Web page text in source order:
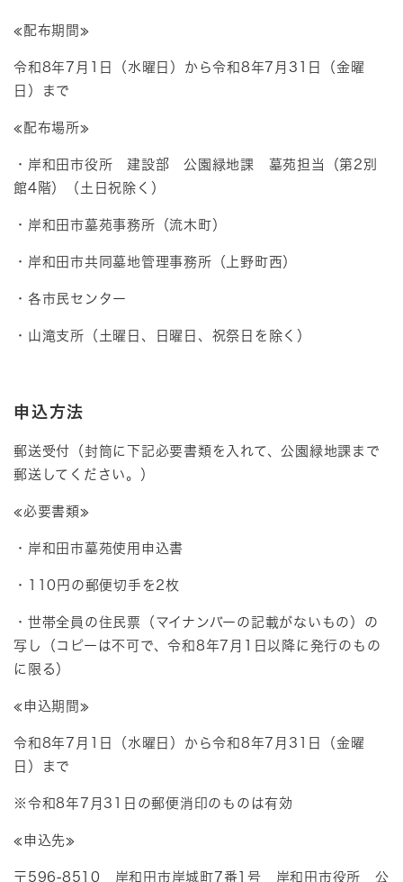
≪配布期間≫
令和8年7月1日（水曜日）から令和8年7月31日（金曜
日）まで
≪配布場所≫
・岸和田市役所 建設部 公園緑地課 墓苑担当（第2別
館4階）（土日祝除く）
・岸和田市墓苑事務所（流木町）
・岸和田市共同墓地管理事務所（上野町西）
・各市民センター
・山滝支所（土曜日、日曜日、祝祭日を除く）
申込方法
郵送受付（封筒に下記必要書類を入れて、公園緑地課まで
郵送してください。）
≪必要書類≫
・岸和田市墓苑使用申込書
・110円の郵便切手を2枚
・世帯全員の住民票（マイナンバーの記載がないもの）の
写し（コピーは不可で、令和8年7月1日以降に発行のもの
に限る）
≪申込期間≫
令和8年7月1日（水曜日）から令和8年7月31日（金曜
日）まで
※令和8年7月31日の郵便消印のものは有効
≪申込先≫
〒596-8510 岸和田市岸城町7番1号 岸和田市役所 公